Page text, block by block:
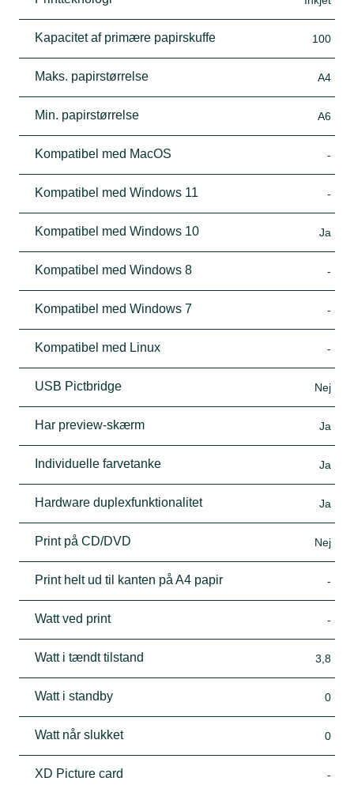
Kapacitet af primære papirskuffe 100
Maks. papirstørrelse A4
Min. papirstørrelse A6
Kompatibel med MacOS -
Kompatibel med Windows 11 -
Kompatibel med Windows 10 Ja
Kompatibel med Windows 8 -
Kompatibel med Windows 7 -
Kompatibel med Linux -
USB Pictbridge Nej
Har preview-skærm Ja
Individuelle farvetanke Ja
Hardware duplexfunktionalitet Ja
Print på CD/DVD Nej
Print helt ud til kanten på A4 papir -
Watt ved print -
Watt i tændt tilstand 3,8
Watt i standby 0
Watt når slukket 0
XD Picture card -